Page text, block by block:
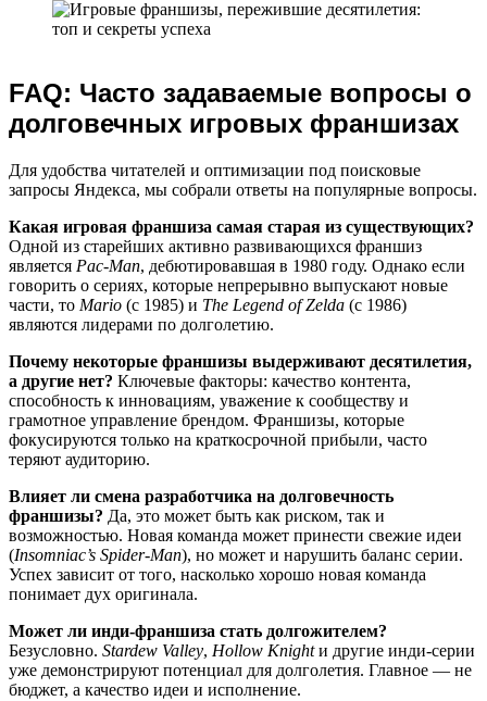
FAQ: Часто задаваемые вопросы о
долговечных игровых франшизах
Для удобства читателей и оптимизации под поисковые
запросы Яндекса, мы собрали ответы на популярные вопросы.
Какая игровая франшиза самая старая из существующих?
Одной из старейших активно развивающихся франшиз
является Pac-Man, дебютировавшая в 1980 году. Однако если
говорить о сериях, которые непрерывно выпускают новые
части, то Mario (с 1985) и The Legend of Zelda (с 1986)
являются лидерами по долголетию.
Почему некоторые франшизы выдерживают десятилетия,
а другие нет? Ключевые факторы: качество контента,
способность к инновациям, уважение к сообществу и
грамотное управление брендом. Франшизы, которые
фокусируются только на краткосрочной прибыли, часто
теряют аудиторию.
Влияет ли смена разработчика на долговечность
франшизы? Да, это может быть как риском, так и
возможностью. Новая команда может принести свежие идеи
(Insomniac’s Spider-Man), но может и нарушить баланс серии.
Успех зависит от того, насколько хорошо новая команда
понимает дух оригинала.
Может ли инди-франшиза стать долгожителем?
Безусловно. Stardew Valley, Hollow Knightи другие инди-серии
уже демонстрируют потенциал для долголетия. Главное — не
бюджет, а качество идеи и исполнение.